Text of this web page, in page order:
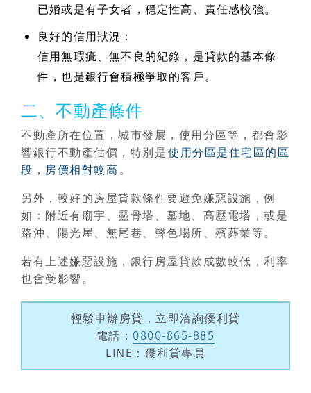
已婚或是有子女者，穩定性高、責任感較強。
良好的信用狀況：
信用無瑕疵、無不良的紀錄，是貸款的基本條
件，也是銀行會積極爭取的客戶。
二、不動產條件
不動產所在位置，城市發展，使用分區等，都會影
響銀行不動產估價，特別是使用分區是住宅區的區
段，房價相對較高 。
另外，較好的房屋貸款條件要避免嫌惡設施，例
如：附近有廟宇、靈骨塔、墓地、高壓電塔，或是
路沖、陽光屋、無尾巷、聲色場所、殯葬業等。
若有上述嫌惡設施，銀行房屋貸款成數較低，利率
也會受影響。
輕鬆申辦房貸，立即洽詢優利貸
電話：0800-865-885
LINE：優利貸專員